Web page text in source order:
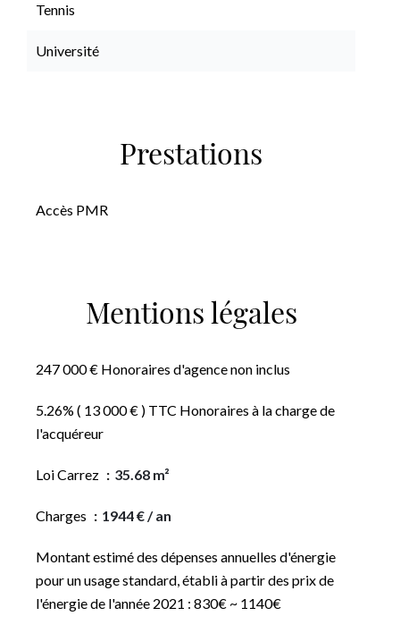
Tennis
Université
Prestations
Accès PMR
Mentions légales
247 000 € Honoraires d'agence non inclus
5.26% ( 13 000 € ) TTC Honoraires à la charge de
l'acquéreur
Loi Carrez 35.68 m²
Charges 1944 € / an
Montant estimé des dépenses annuelles d'énergie
pour un usage standard, établi à partir des prix de
l'énergie de l'année 2021 : 830€ ~ 1140€